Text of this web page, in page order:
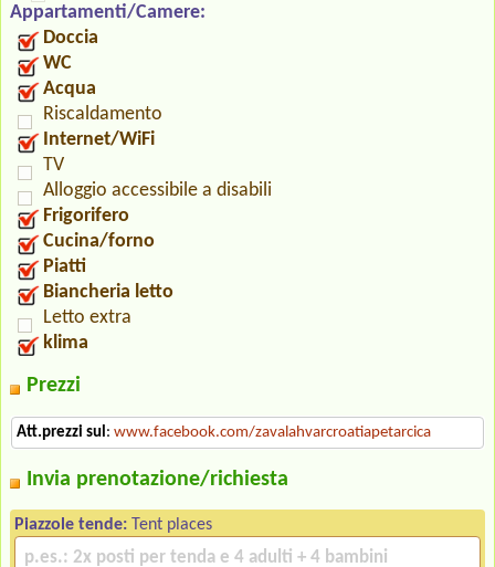
Appartamenti/Camere:
Doccia
WC
Acqua
Riscaldamento
Internet/WiFi
TV
Alloggio accessibile a disabili
Frigorifero
Cucina/forno
Piatti
Biancheria letto
Letto extra
klima
Prezzi
Att.prezzi sul : www.facebook.com/zavalahvarcroatiapetarcica
Invia prenotazione/richiesta
Piazzole tende: Tent places